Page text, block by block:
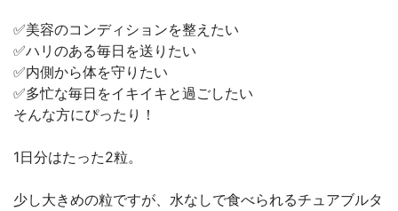
✅美容のコンディションを整えたい
✅ハリのある毎日を送りたい
✅内側から体を守りたい
✅多忙な毎日をイキイキと過ごしたい
そんな方にぴったり！
1日分はたった2粒。
少し大きめの粒ですが、水なしで食べられるチュアブルタ